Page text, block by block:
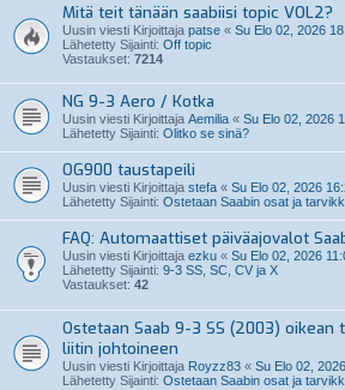
Mitä teit tänään saabiisi topic VOL2?
Uusin viesti Kirjoittaja patse « Su Elo 02, 2026
Lähetetty Sijainti: Off topic
Vastaukset: 7214
NG 9-3 Aero / Kotka
Uusin viesti Kirjoittaja Aemilia « Su Elo 02, 2026
Lähetetty Sijainti: Olitko se sinä?
OG900 taustapeili
Uusin viesti Kirjoittaja stefa « Su Elo 02, 2026
Lähetetty Sijainti: Ostetaan Saabin osat ja
FAQ: Automaattiset päiväajovalot
Uusin viesti Kirjoittaja ezku « Su Elo 02, 2026
Lähetetty Sijainti: 9-3 SS, SC, CV ja X
Vastaukset: 42
Ostetaan Saab 9-3 SS (2003) oikean
liitin johtoineen
Uusin viesti Kirjoittaja Royzz83 « Su Elo 02,
Lähetetty Sijainti: Ostetaan Saabin osat ja